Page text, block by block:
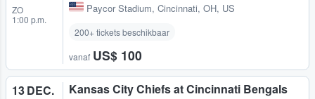
ZO
1:00 p.m.
Paycor Stadium, Cincinnati, OH, US
200+ tickets beschikbaar
vanaf US$ 100
13 DEC. Kansas City Chiefs at Cincinnati Bengals